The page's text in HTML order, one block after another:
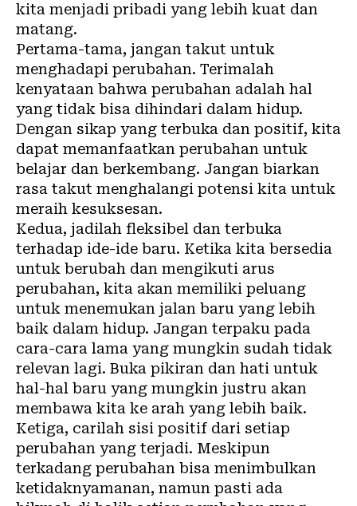
kita menjadi pribadi yang lebih kuat dan
matang.
Pertama-tama, jangan takut untuk
menghadapi perubahan. Terimalah
kenyataan bahwa perubahan adalah hal
yang tidak bisa dihindari dalam hidup.
Dengan sikap yang terbuka dan positif, kita
dapat memanfaatkan perubahan untuk
belajar dan berkembang. Jangan biarkan
rasa takut menghalangi potensi kita untuk
meraih kesuksesan.
Kedua, jadilah fleksibel dan terbuka
terhadap ide-ide baru. Ketika kita bersedia
untuk berubah dan mengikuti arus
perubahan, kita akan memiliki peluang
untuk menemukan jalan baru yang lebih
baik dalam hidup. Jangan terpaku pada
cara-cara lama yang mungkin sudah tidak
relevan lagi. Buka pikiran dan hati untuk
hal-hal baru yang mungkin justru akan
membawa kita ke arah yang lebih baik.
Ketiga, carilah sisi positif dari setiap
perubahan yang terjadi. Meskipun
terkadang perubahan bisa menimbulkan
ketidaknyamanan, namun pasti ada